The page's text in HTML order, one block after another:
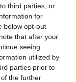
third parties, or
for
below opt-out
that after your
seeing
utilized by
parties prior to
the further